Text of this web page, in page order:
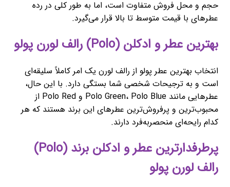
حجم و محل فروش متفاوت است، اما به طور کلی در رده
عطرهای با قیمت متوسط تا بالا قرار می‌گیرد.
بهترین عطر و ادکلن (Polo) رالف لورن پولو
انتخاب بهترین عطر پولو از رالف لورن یک امر کاملاً سلیقه‌ای
است و به ترجیحات شخصی شما بستگی دارد. با این حال،
عطرهایی مانند Polo Green، Polo Blue و Polo Red از
محبوب‌ترین و پرفروش‌ترین عطرهای این برند هستند که هر
کدام رایحه‌ای منحصربه‌فرد دارند.
پرطرفدارترین عطر و ادکلن برند (Polo)
رالف لورن پولو